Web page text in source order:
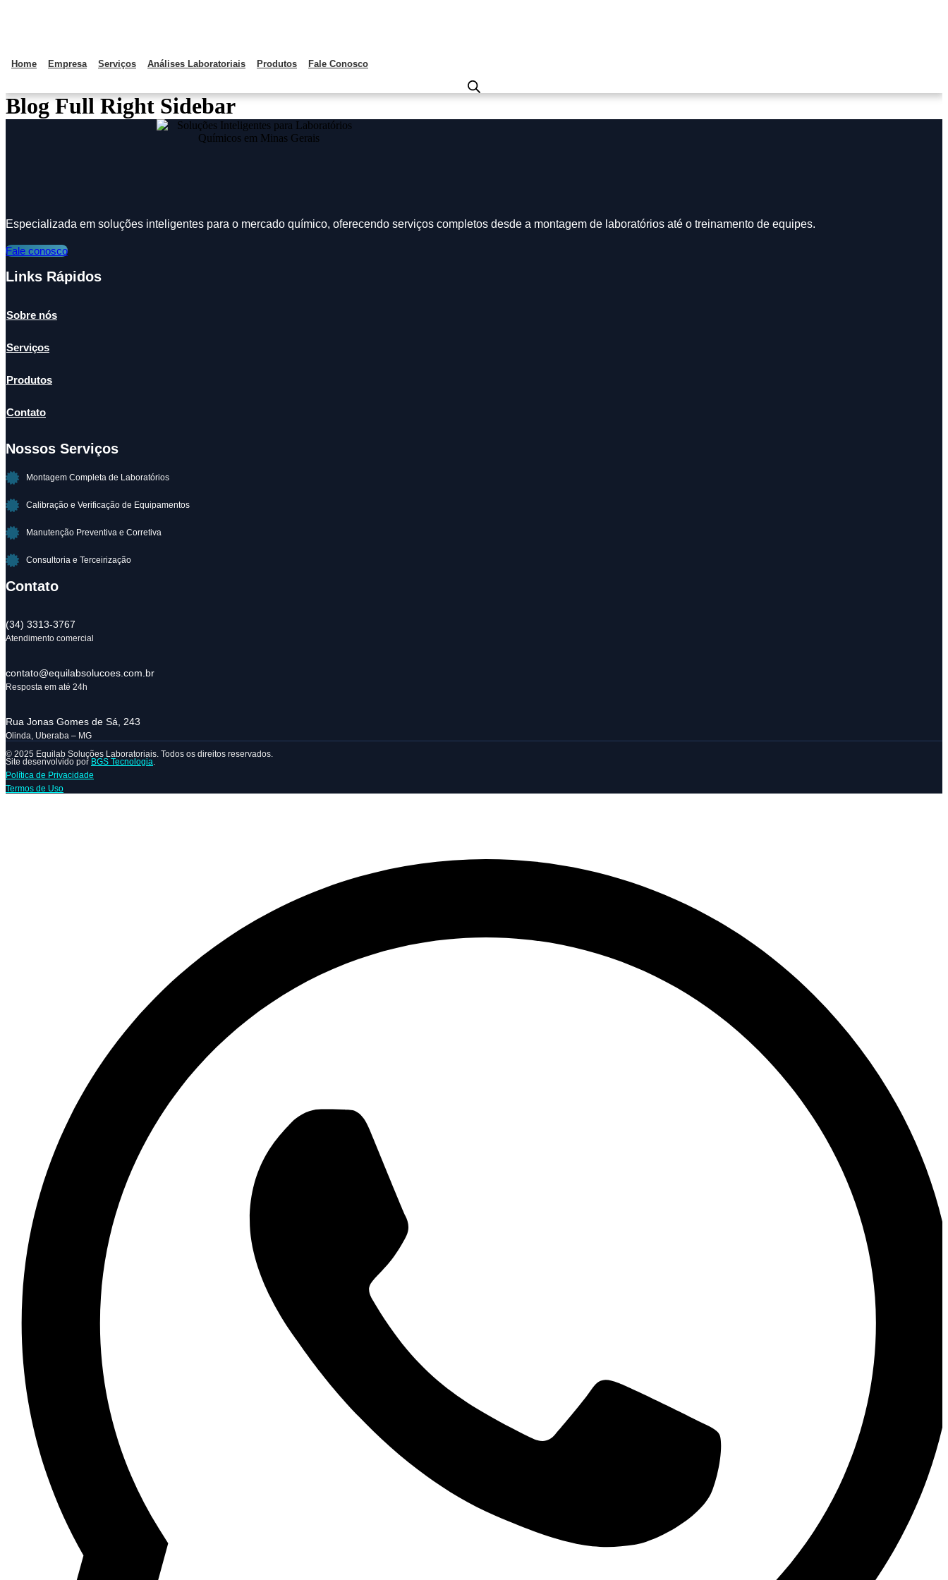
Home Empresa Serviços Análises Laboratoriais Produtos Fale Conosco
Blog Full Right Sidebar
Especializada em soluções inteligentes para o mercado químico, oferecendo serviços completos desde a montagem de laboratórios até o treinamento de equipes.
Fale conosco
Links Rápidos
Sobre nós
Serviços
Produtos
Contato
Nossos Serviços
Montagem Completa de Laboratórios
Calibração e Verificação de Equipamentos
Manutenção Preventiva e Corretiva
Consultoria e Terceirização
Contato
(34) 3313-3767
Atendimento comercial
contato@equilabsolucoes.com.br
Resposta em até 24h
Rua Jonas Gomes de Sá, 243
Olinda, Uberaba – MG
© 2025 Equilab Soluções Laboratoriais. Todos os direitos reservados.
Site desenvolvido por BGS Tecnologia.
Política de Privacidade
Termos de Uso